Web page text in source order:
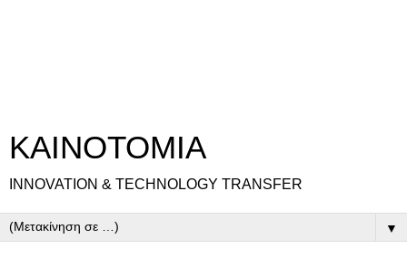
ΚΑΙΝΟΤΟΜΙΑ
INNOVATION & TECHNOLOGY TRANSFER
▼